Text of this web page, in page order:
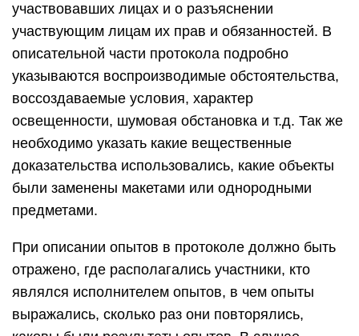
участвовавших лицах и о разъяснении
участвующим лицам их прав и обязанностей. В
описательной части протокола подробно
указываются воспроизводимые обстоятельства,
воссоздаваемые условия, характер
освещенности, шумовая обстановка и т.д. Так же
необходимо указать какие вещественные
доказательства использовались, какие объекты
были заменены макетами или однородными
предметами.
При описании опытов в протоколе должно быть
отражено, где располагались участники, кто
являлся исполнителем опытов, в чем опыты
выражались, сколько раз они повторялись,